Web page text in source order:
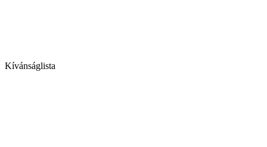
Kívánságlista